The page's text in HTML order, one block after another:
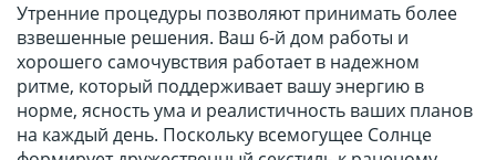
Утренние процедуры позволяют принимать более
взвешенные решения. Ваш 6-й дом работы и
хорошего самочувствия работает в надежном
ритме, который поддерживает вашу энергию в
норме, ясность ума и реалистичность ваших планов
на каждый день. Поскольку всемогущее Солнце